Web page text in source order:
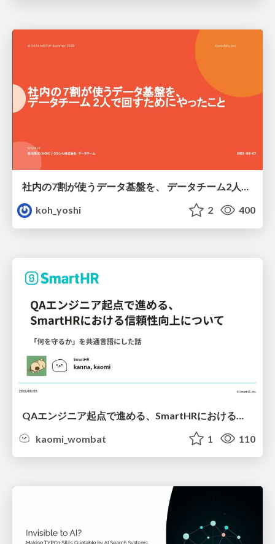
社内の7割が使うデータ基盤を、 データチーム2人で回すためにやったこと
koh_yoshi
2 400
kaomi_wombat
1 110